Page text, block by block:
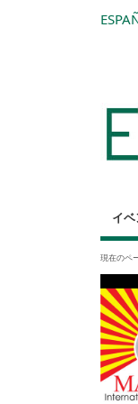
イベ
現在のペ